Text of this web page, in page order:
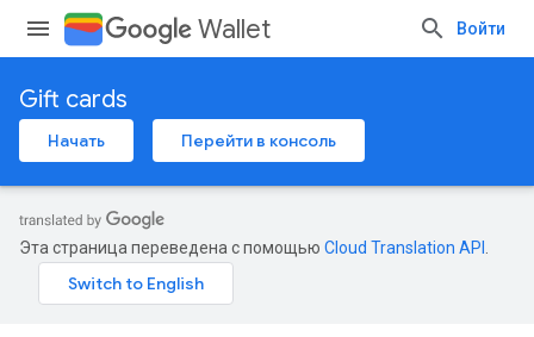
Wallet Войти
Gift cards
Начать Перейти в консоль
Эта страница переведена с помощью Cloud Translation API